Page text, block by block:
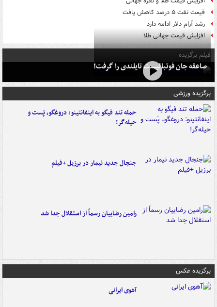
قیمت نفت ۵ درصد کاهش یافت
رشد آرام دلار ادامه دارد
افزایش قیمت جهانی طلا
فیلم برگزیده
صاعقه جان فوتبالیست تایلندی را گرفت!
برگزیده ورزشی
حمله تند فیگو به اینفانتینو: دروغگو، پَست‌ و
حیله‌گر!
جنجال جدید نیمار در برزیل +فیلم
رامین رضاییان رسماً از استقلال جدا شد
برگزیده عکس
آهوی ایرانی